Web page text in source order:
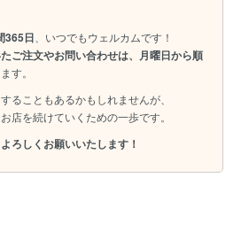
365日 、いつでもウェルカムです！
ご注文やお問い合わせは、月曜日から順
す。
ることもあるかもしれませんが、
店を続けていくための一歩です。
ろしくお願いいたします！